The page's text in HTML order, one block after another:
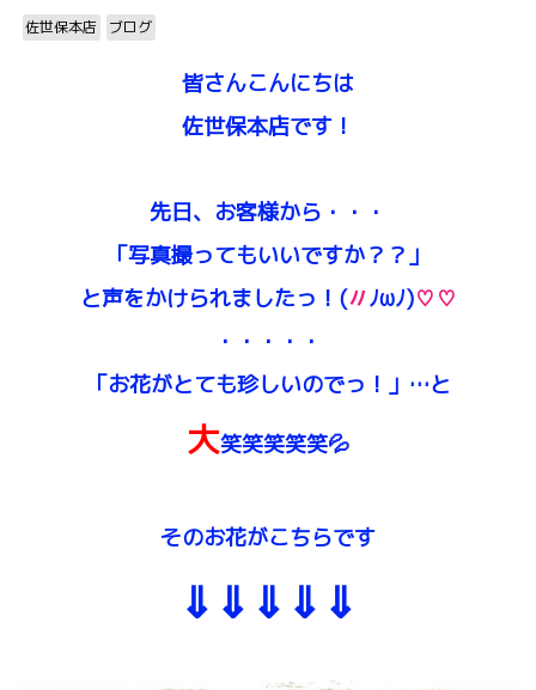
佐世保本店 ブログ
皆さんこんにちは
佐世保本店です！
先日、お客様から・・・
「写真撮ってもいいですか？？」
と声をかけられましたっ！(〃ﾉωﾉ)♡♡
・・・・・
「お花がとても珍しいのでっ！」…と
大笑笑笑笑笑💦
そのお花がこちらです
⇓⇓⇓⇓⇓